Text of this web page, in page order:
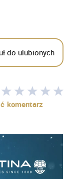
do ulubionych
komentarz